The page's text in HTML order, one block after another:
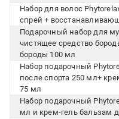
Набор для волос
спрей +
Подарочный набор для
чистящее средство
бороды 100 мл
Набор подарочный
после спорта 250 мл+
75 мл
Набор подарочный
мл и крем-гель бальзам